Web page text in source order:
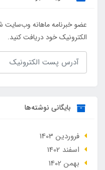
عضو خبرنامه ماهانه وب‌سایت
الکترونیک خود دریافت کنید.
بایگانی نوشته‌ها
فروردین 1403
اسفند 1402
بهمن 1402